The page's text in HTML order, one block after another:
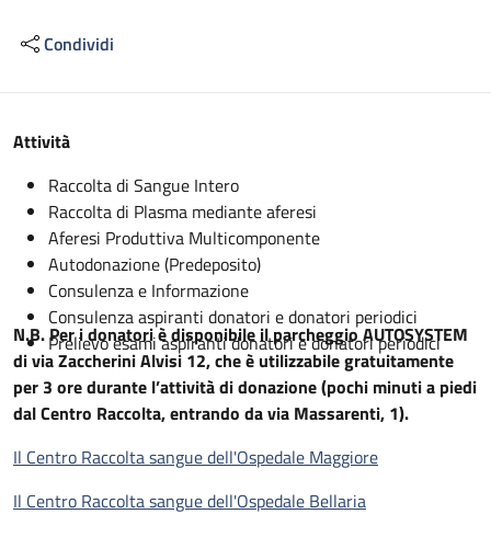
Condividi
Descrizione
Attività
Raccolta di Sangue Intero
Raccolta di Plasma mediante aferesi
Aferesi Produttiva Multicomponente
Autodonazione (Predeposito)
Consulenza e Informazione
Consulenza aspiranti donatori e donatori periodici
Prelievo esami aspiranti donatori e donatori periodici
N.B. Per i donatori è disponibile il parcheggio AUTOSYSTEM
di via Zaccherini Alvisi 12, che è utilizzabile gratuitamente
per 3 ore durante l’attività di donazione (pochi minuti a piedi
dal Centro Raccolta, entrando da via Massarenti, 1).
Il Centro Raccolta sangue dell'Ospedale Maggiore
Il Centro Raccolta sangue dell'Ospedale Bellaria